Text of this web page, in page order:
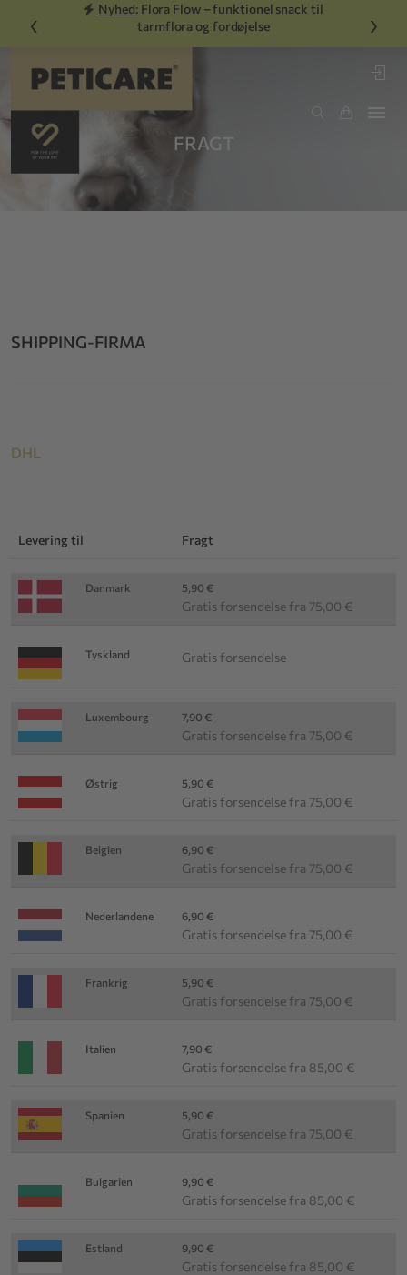
‹
Nyhed:Flora Flow – funktionel snack til
tarmflora og fordøjelse
›
FRAGT
SHIPPING-FIRMA
DHL
Levering til Fragt
Danmark 5,90 €
Gratis forsendelse fra 75,00 €
Tyskland Gratis forsendelse
Luxembourg 7,90 €
Gratis forsendelse fra 75,00 €
Østrig 5,90 €
Gratis forsendelse fra 75,00 €
Belgien 6,90 €
Gratis forsendelse fra 75,00 €
Nederlandene 6,90 €
Gratis forsendelse fra 75,00 €
Frankrig 5,90 €
Gratis forsendelse fra 75,00 €
Italien 7,90 €
Gratis forsendelse fra 85,00 €
Spanien 5,90 €
Gratis forsendelse fra 75,00 €
Bulgarien 9,90 €
Gratis forsendelse fra 85,00 €
Estland 9,90 €
Gratis forsendelse fra 85,00 €